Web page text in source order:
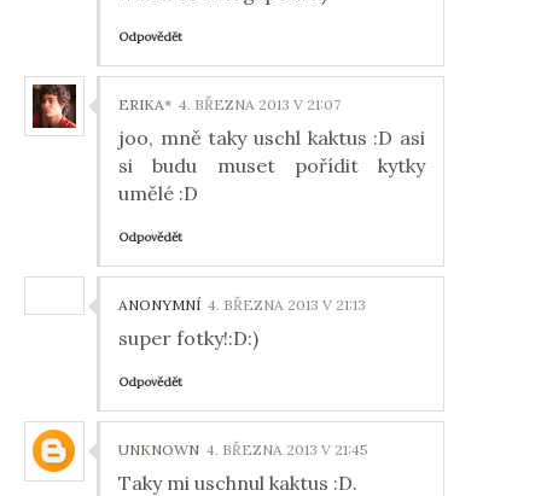
Odpovědět
ERIKA* 4. BŘEZNA 2013 V 21:07
joo, mně taky uschl kaktus :D asi
si budu muset pořídit kytky
umělé :D
Odpovědět
ANONYMNÍ 4. BŘEZNA 2013 V 21:13
super fotky!:D:)
Odpovědět
UNKNOWN 4. BŘEZNA 2013 V 21:45
Taky mi uschnul kaktus :D.